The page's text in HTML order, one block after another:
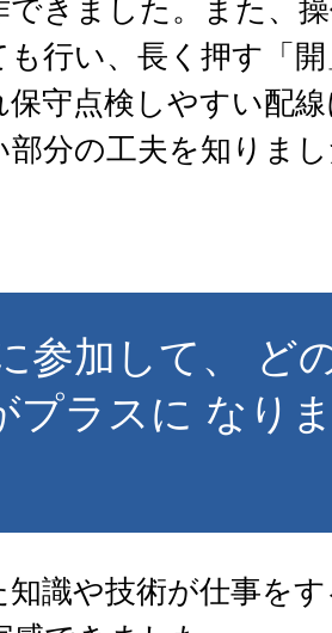
できました。また、
も行い、長く押す「
保守点検しやすい配
部分の工夫を知りま
参加して、 ど
プラスに なり
知識や技術が仕事を